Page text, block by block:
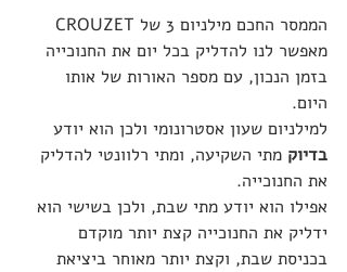
מאפשר לנו להדליק בכל יום את החנוכייה
בזמן הנכון, עם מספר האורות של אותו
היום.
למילניום שעון אסטרונומי ולכן הוא יודע
בדיוק מתי השקיעה, ומתי רלוונטי להדליק
את החנוכייה.
אפילו הוא יודע מתי שבת, ולכן בשישי הוא
ידליק את החנוכייה קצת יותר מוקדם
בכניסת שבת, וקצת יותר מאוחר ביציאת